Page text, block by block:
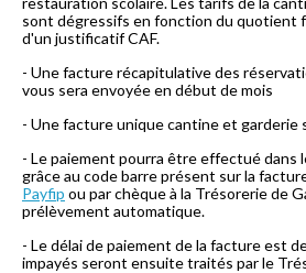
sont dégressifs en fonction du quotient
d'un justificatif CAF.
- Une facture récapitulative des
vous sera envoyée en début de mois
- Une facture unique cantine et garderie
- Le paiement pourra être effectué dans
grâce au code barre présent sur la
Payfip ou par chèque à la Trésorerie de
prélèvement automatique.
- Le délai de paiement de la facture est
impayés seront ensuite traités par le